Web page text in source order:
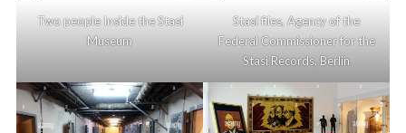
Two people Inside the Stasi
Museum
Stasi files, Agency of the
Federal Commissioner for the
Stasi Records, Berlin